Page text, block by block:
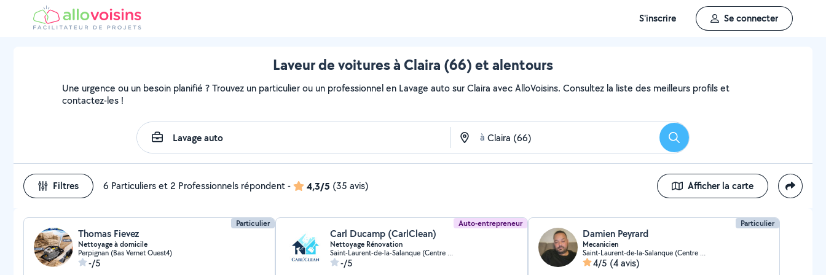
S'inscrire Se connecter
Laveur de voitures à Claira (66) et alentours
Une urgence ou un besoin planifié ? Trouvez un particulier ou un professionnel en Lavage auto sur Claira avec AlloVoisins. Consultez la liste des meilleurs profils et
contactez-les !
à Rechercher
Filtres 6 Particuliers et 2 Professionnels répondent- 4,3/5 (35 avis) Afficher la carte
Particulier
Thomas Fievez
Nettoyage à domicile
Perpignan (Bas Vernet Ouest4)
-/5
Auto-entrepreneur
Carl Ducamp (CarlClean)
Nettoyage Rénovation
Saint-Laurent-de-la-Salanque (Centre Ville)
-/5
Particulier
Damien Peyrard
Mecanicien
Saint-Laurent-de-la-Salanque (Centre Ville)
4/5 (4 avis)